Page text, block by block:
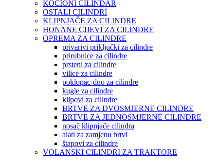
KOČIONI CILINDAR
OSTALI CILINDRI
KLIPNJAČE ZA CILINDRE
HONANE CIJEVI ZA CILINDRE
OPREMA ZA CILINDRE
privarivi priključki za cilindre
prirubnice za cilindre
prsteni za cilindre
vilice za cilindre
poklopac-dno za cilindre
kugle za cilindre
klipovi za cilindre
BRTVE ZA DVOSMJERNE CILINDRE
BRTVE ZA JEDNOSMJERNE CILINDRE
nosač klipnjače cilindra
alati za zamjenu brtvi
štapovi za cilindre
VOLANSKI CILINDRI ZA TRAKTORE